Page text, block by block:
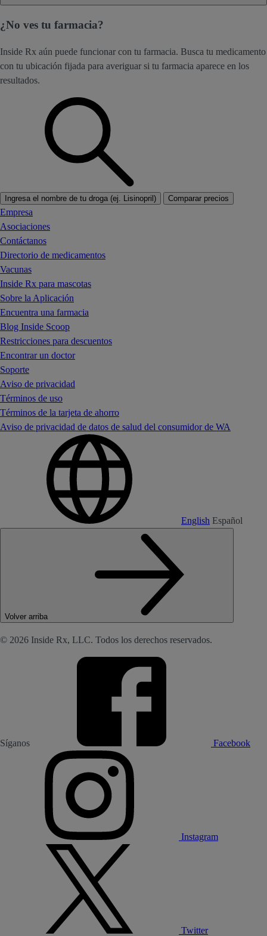
¿No ves tu farmacia?
Inside Rx aún puede funcionar con tu farmacia. Busca tu medicamento
con tu ubicación fijada para averiguar si tu farmacia aparece en los
resultados.
Ingresa el nombre de tu droga (ej. Lisinopril) Comparar precios
Empresa
Asociaciones
Contáctanos
Directorio de medicamentos
Vacunas
Inside Rx para mascotas
Sobre la Aplicación
Encuentra una farmacia
Blog Inside Scoop
Restricciones para descuentos
Encontrar un doctor
Soporte
Aviso de privacidad
Términos de uso
Términos de la tarjeta de ahorro
Aviso de privacidad de datos de salud del consumidor de WA
English Español
Volver arriba
© 2026 Inside Rx, LLC. Todos los derechos reservados.
Síganos Facebook
Instagram
Twitter